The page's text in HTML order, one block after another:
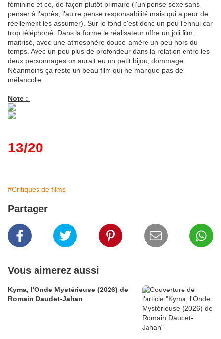
féminine et ce, de façon plutôt primaire (l'un pense sexe sans
penser à l'après, l'autre pense responsabilité mais qui a peur de
réellement les assumer). Sur le fond c'est donc un peu l'ennui car
trop téléphoné. Dans la forme le réalisateur offre un joli film,
maitrisé, avec une atmosphère douce-amère un peu hors du
temps. Avec un peu plus de profondeur dans la relation entre les
deux personnages on aurait eu un petit bijou, dommage.
Néanmoins ça reste un beau film qui ne manque pas de
mélancolie.
Note :
13/20
#Critiques de films
Partager
Vous aimerez aussi
Kyma, l'Onde Mystérieuse (2026) de
Romain Daudet-Jahan